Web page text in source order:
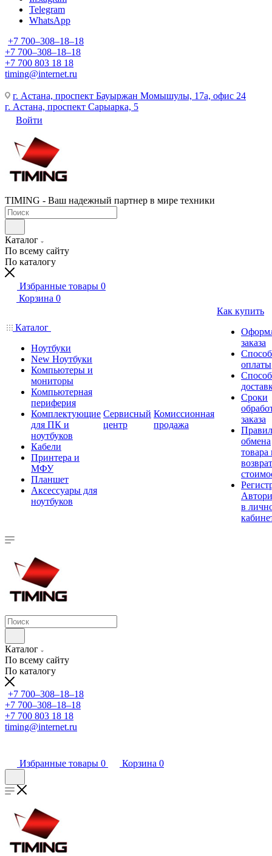
Telegram
WhatsApp
+7 700‒308‒18‒18
+7 700‒308‒18‒18
+7 700 803 18 18
timing@internet.ru
г. Астана, проспект Бауыржан Момышулы, 17а, офис 24
г. Астана, проспект Сарыарка, 5
Войти
TIMING - Ваш надежный партнер в мире техники
Каталог
По всему сайту
По каталогу
Избранные товары 0
Корзина 0
Каталог
Ноутбуки
New Ноутбуки
Компьютеры и
мониторы
Компьютерная
периферия
Комплектующие
для ПК и
ноутбуков
Кабели
Принтера и
МФУ
Планшет
Аксессуары для
ноутбуков
Сервисный
центр
Комиссионная
продажа
Как купить
заказа
оплаты
Сроки
заказа
обмена
товара
в
Каталог
По всему сайту
По каталогу
+7 700‒308‒18‒18
+7 700‒308‒18‒18
+7 700 803 18 18
timing@internet.ru
Избранные товары 0 Корзина 0